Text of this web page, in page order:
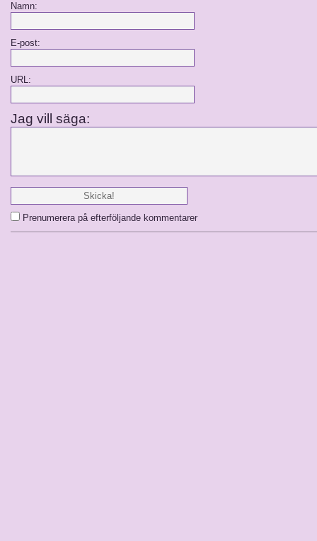
Namn:
E-post:
URL:
Jag vill säga:
Prenumerera på efterföljande kommentarer